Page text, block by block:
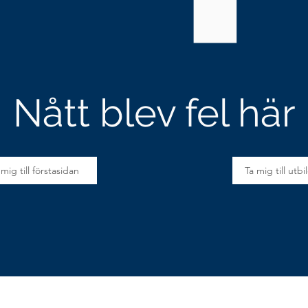
Nått blev fel här
mig till förstasidan Ta mig till